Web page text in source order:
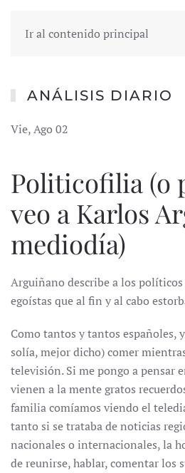
Ir al contenido principal
ANÁLISIS DIARIO
Vie, Ago 02
Politicofilia (o
veo a Karlos
mediodía)
Arguiñano describe a los
egoístas que al fin y al cabo
Como tantos y tantos españoles,
solía, mejor dicho) comer
televisión. Si me pongo a pensar
vienen a la mente gratos
familia comíamos viendo el
tanto si se trataba de noticias
nacionales o internacionales, la
de reunirse, hablar, comentar los